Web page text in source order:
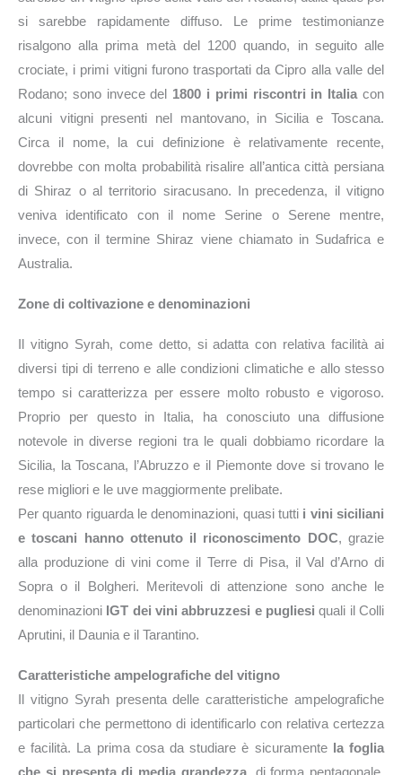
si sarebbe rapidamente diffuso. Le prime testimonianze
risalgono alla prima metà del 1200 quando, in seguito alle
crociate, i primi vitigni furono trasportati da Cipro alla valle del
Rodano; sono invece del 1800 i primi riscontri in Italia con
alcuni vitigni presenti nel mantovano, in Sicilia e Toscana.
Circa il nome, la cui definizione è relativamente recente,
dovrebbe con molta probabilità risalire all’antica città persiana
di Shiraz o al territorio siracusano. In precedenza, il vitigno
veniva identificato con il nome Serine o Serene mentre,
invece, con il termine Shiraz viene chiamato in Sudafrica e
Australia.
Zone di coltivazione e denominazioni
Il vitigno Syrah, come detto, si adatta con relativa facilità ai
diversi tipi di terreno e alle condizioni climatiche e allo stesso
tempo si caratterizza per essere molto robusto e vigoroso.
Proprio per questo in Italia, ha conosciuto una diffusione
notevole in diverse regioni tra le quali dobbiamo ricordare la
Sicilia, la Toscana, l’Abruzzo e il Piemonte dove si trovano le
rese migliori e le uve maggiormente prelibate.
Per quanto riguarda le denominazioni, quasi tutti i vini siciliani
e toscani hanno ottenuto il riconoscimento DOC, grazie
alla produzione di vini come il Terre di Pisa, il Val d’Arno di
Sopra o il Bolgheri. Meritevoli di attenzione sono anche le
denominazioni IGT dei vini abbruzzesi e pugliesi quali il Colli
Aprutini, il Daunia e il Tarantino.
Caratteristiche ampelografiche del vitigno
Il vitigno Syrah presenta delle caratteristiche ampelografiche
particolari che permettono di identificarlo con relativa certezza
e facilità. La prima cosa da studiare è sicuramente la foglia
che si presenta di media grandezza, di forma pentagonale,